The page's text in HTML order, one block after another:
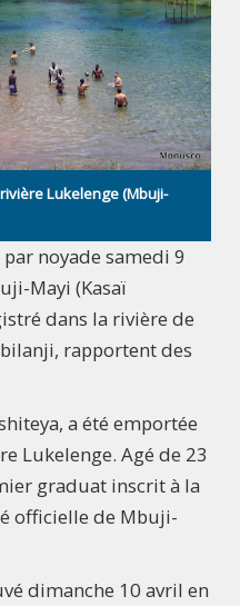
Lukelenge (Mbuji-
noyade samedi 9
Mayi (Kasaï
dans la rivière de
rapportent des
a été emportée
Lukelenge. Agé de 23
graduat inscrit à la
officielle de Mbuji-
dimanche 10 avril en